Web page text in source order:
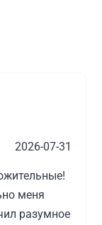
2026-07-31
меня
разумное